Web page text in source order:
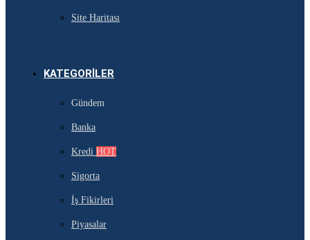
Site Haritası
KATEGORILER
Gündem
Banka
Kredi HOT
Sigorta
İş Fikirleri
Piyasalar